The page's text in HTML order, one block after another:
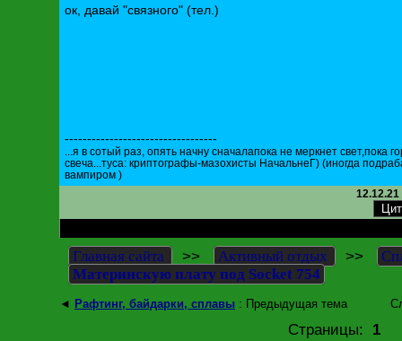
ок, давай "связного" (тел.)
----------------------------------
...я в сотый раз, опять начну сначалапока не меркнет свет,пока
свеча...туса: криптографы-мазохисты НачальнеГ) (иногда
вампиром )
Главная сайта >> Активный отдых >>
Материнскую плату под Socket 754
◄ Рафтинг, байдарки, сплавы : Предыдущая тема
Страницы: 1